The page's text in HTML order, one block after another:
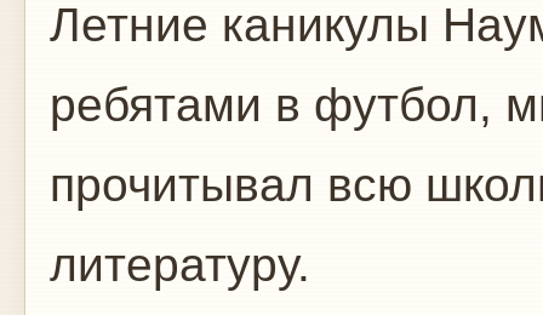
Летние каникулы
ребятами в футбол,
прочитывал всю
литературу.